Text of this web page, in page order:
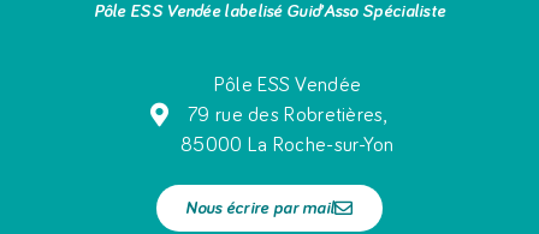
Pôle ESS Vendée labelisé Guid’Asso Spécialiste
Pôle ESS Vendée
79 rue des Robretières,
85000 La Roche-sur-Yon
Nous écrire par mail